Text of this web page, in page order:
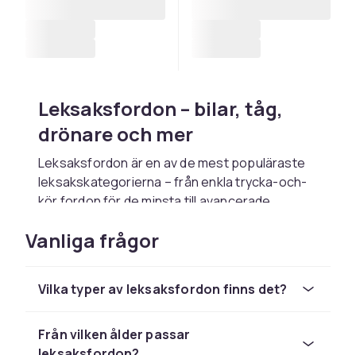
Leksaksfordon – bilar, tåg,
drönare och mer
Leksaksfordon är en av de mest populäraste
leksaks­kategorierna – från enkla trycka-och-
kör fordon för de minsta till avancerade
Wheels och Matchbox är ikoniska märken för
metallbilar i miniatyrskala. Tekno- och
bättre stöttålighet.
billiga leksaksvarianter för inomhusbruk (100-
Vanliga frågor
Vilka typer av leksaksfordon finns det?
Från vilken ålder passar